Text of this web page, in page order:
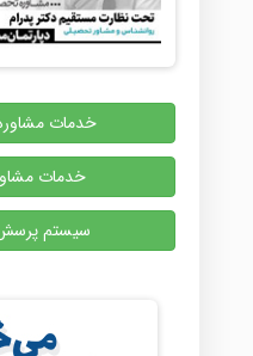
خدمات
خدمات
سیستم